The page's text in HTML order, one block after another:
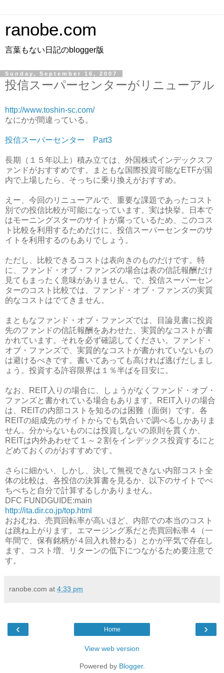
ranobe.com
言葉もない日記のblogger版
Sunday, September 16, 2007
投信スーパーセンターがリニューアル
http://www.toshin-sc.com/
なにかが間違っている。
投信スーパーセンター Part3
長期（１５年以上）積み立ては、外国株式インデックスフ
ァンドがおすすめです。まともな国際投資可能なETFが国
内で上場したら、そっちに乗り換えがおすすめ。
えー、今回のリニューアルで、重要な課題であったコスト
別での投信比較が可能になっています。実は快挙。日本で
はモーニングスターのサイトが腐っているため、このコス
ト比較を利用するためだけに、投信スーパーセンターのサ
イトを利用するのもありでしょう。
ただし、比較できるコストは表向きのものだけです。特
に、ファンド・オブ・ファンズの場合は表の信託報酬だけ
見てもまったく意味がありません。で、投信スーパーセン
ターのコスト比較では、ファンド・オブ・ファンズの実質
的なコストはでてきません。
まともなファンド・オブ・ファンズでは、目論見書に投資
先のファンドの信託報酬をあわせた、実質的なコストが書
かれています。それを必ず確認してください。ファンド・
オブ・ファンズで、実質的なコストが書かれていないもの
は避けるべきです。書いてあっても高ければ逃げだしまし
ょう。投資する許容限界は１％半ばを目安に。
なお、REIT入りの場合に、しょうがなくファンド・オブ・
ファンズと書かれている場合もあります。REIT入りの場合
は、REITの内部コストを知るのは困難（面倒）です。各
REITの組成先のサイトからでも気合いで調べるしかありま
せん。分からないものには投資しないの原則を貫くか、
REITは内外あわせて１～２割をインデックス投資するにと
どめておくのがおすすめです。
さらに細かい、しかし、決して無視できない内部コスト全
体の比較は、各投信の決算書を見るか、以下のサイトでぺ
ちぺちと自分で計算するしかありません。
DFC FUNDGUIDE:main
http://ita.dir.co.jp/top.html
おおむね、売買回転率が高いほど、内部での本当のコスト
は跳ね上がります。エマージング系だと売買回転率４（一
年間で、保有銘柄が４回入れ替わる）とかが平気で存在し
ます。コスト増、リターンの低下につながるため要注意で
す。
ranobe.com at 4:33 pm
‹ ›
Home
View web version
Powered by Blogger.